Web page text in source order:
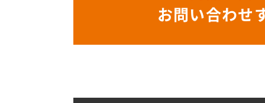
お問い合わせ